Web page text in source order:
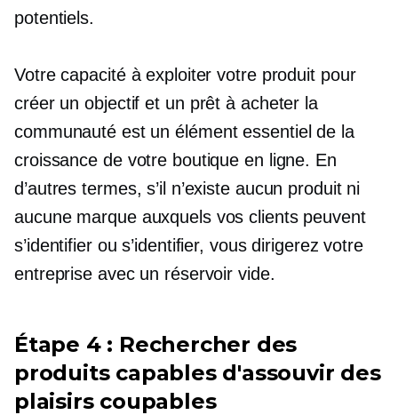
potentiels.
Votre capacité à exploiter votre produit pour
créer un objectif et un prêt à acheter la
communauté est un élément essentiel de la
croissance de votre boutique en ligne. En
d’autres termes, s’il n’existe aucun produit ni
aucune marque auxquels vos clients peuvent
s’identifier ou s’identifier, vous dirigerez votre
entreprise avec un réservoir vide.
Étape 4 : Rechercher des
produits capables d'assouvir des
plaisirs coupables